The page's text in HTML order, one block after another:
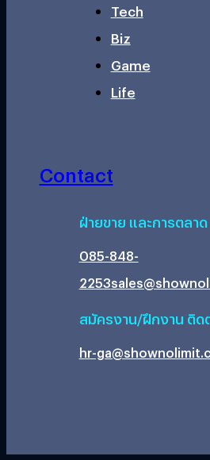
Tech
Biz
Game
Life
Contact
ฝ่ายขาย และการตลาด
085-848-
2253
สมัครงาน/ฝึกงาน ติด
hr-